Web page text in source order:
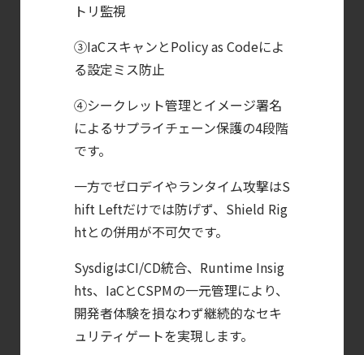
【ブログ】
CNAPP選定ガイド
計画フェーズで失敗しない統合プラットフォ
攻撃者視点でクラウドの弱点を可視化する新
【ブログ】
AIワークロードのコンテナセキュリティ
｜LLM・
GPU環境を守る新しい視点
【ブログ】
CWPP（Cloud
トリ監視
③IaCスキャンとPolicy as Codeによ
る設定ミス防止
④シークレット管理とイメージ署名
によるサプライチェーン保護の4段階
です。
一方でゼロデイやランタイム攻撃はS
hift Leftだけでは防げず、Shield Rig
htとの併用が不可欠です。
SysdigはCI/CD統合、Runtime Insig
hts、IaCとCSPMの一元管理により、
開発者体験を損なわず継続的なセキ
ュリティゲートを実現します。